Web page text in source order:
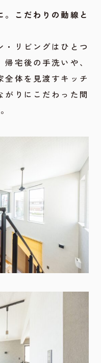
。こだわりの動線と
・リビングはひとつ
宅後の手洗いや、
全体を見渡すキッチ
がりにこだわった間